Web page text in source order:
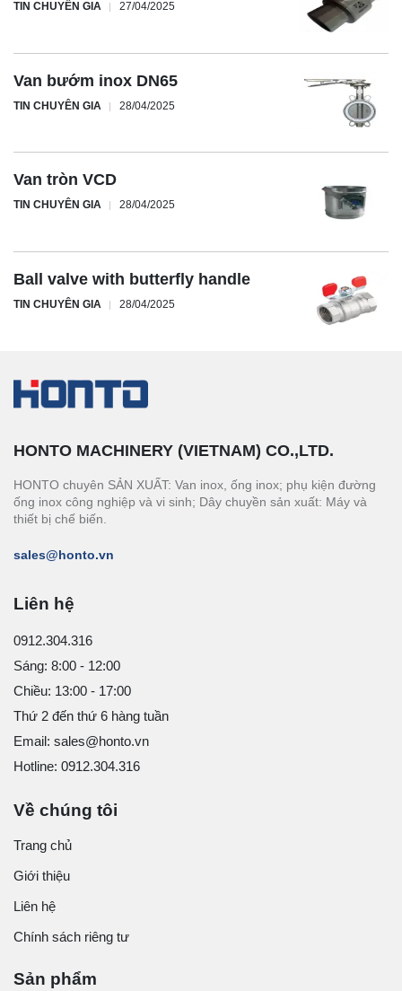
TIN CHUYÊN GIA 27/04/2025
Van bướm inox DN65
TIN CHUYÊN GIA 28/04/2025
Van tròn VCD
TIN CHUYÊN GIA 28/04/2025
Ball valve with butterfly handle
TIN CHUYÊN GIA 28/04/2025
HONTO MACHINERY (VIETNAM) CO.,LTD.
HONTO chuyên SẢN XUẤT: Van inox, ống inox; phụ kiện đường
ống inox công nghiệp và vi sinh; Dây chuyền sản xuất: Máy và
thiết bị chế biến.
sales@honto.vn
Liên hệ
0912.304.316
Sáng: 8:00 - 12:00
Chiều: 13:00 - 17:00
Thứ 2 đến thứ 6 hàng tuần
Email: sales@honto.vn
Hotline: 0912.304.316
Về chúng tôi
Trang chủ
Giới thiệu
Liên hệ
Chính sách riêng tư
Sản phẩm